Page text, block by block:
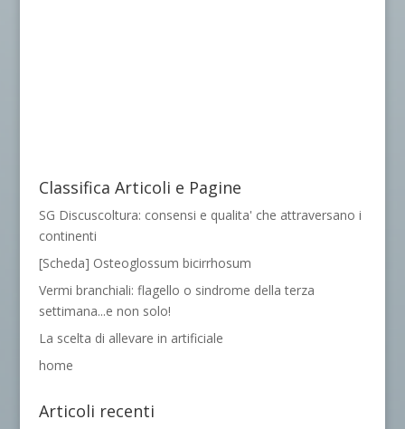
Classifica Articoli e Pagine
SG Discuscoltura: consensi e qualita' che attraversano i
continenti
[Scheda] Osteoglossum bicirrhosum
Vermi branchiali: flagello o sindrome della terza
settimana...e non solo!
La scelta di allevare in artificiale
home
Articoli recenti